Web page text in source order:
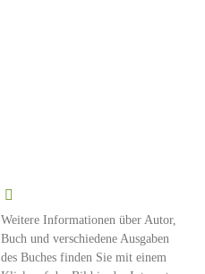
Weitere Informationen über Autor,
Buch und verschiedene Ausgaben
des Buches finden Sie mit einem